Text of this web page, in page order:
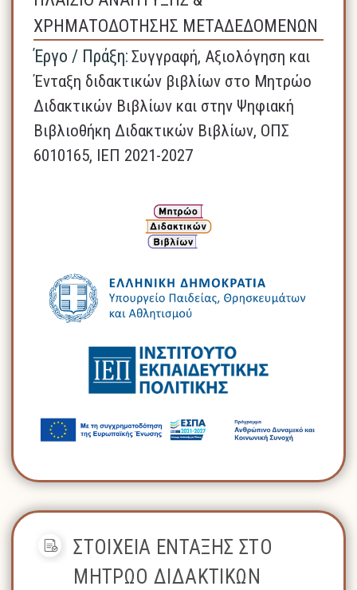
ΧΡΗΜΑΤΟΔΟΤΗΣΗΣ ΜΕΤΑΔΕΔΟΜΕΝΩΝ
Έργο / Πράξη: Συγγραφή, Αξιολόγηση και
Ένταξη διδακτικών βιβλίων στο Μητρώο
Διδακτικών Βιβλίων και στην Ψηφιακή
Βιβλιοθήκη Διδακτικών Βιβλίων, ΟΠΣ
6010165, ΙΕΠ 2021-2027
ΣΤΟΙΧΕΙΑ ΕΝΤΑΞΗΣ ΣΤΟ
ΜΗΤΡΩΟ ΔΙΔΑΚΤΙΚΩΝ